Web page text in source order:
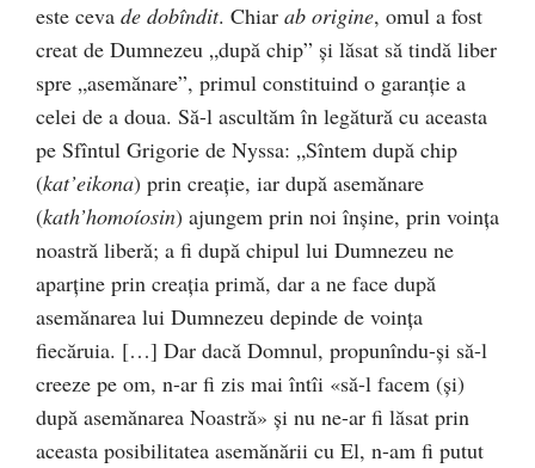
este ceva de dobîndit. Chiar ab origine, omul a fost
creat de Dumnezeu „după chip” și lăsat să tindă liber
spre „asemănare”, primul constituind o garanție a
celei de a doua. Să-l ascultăm în legătură cu aceasta
pe Sfîntul Grigorie de Nyssa: „Sîntem după chip
(kat’eikona) prin creație, iar după asemănare
(kath’homoíosin) ajungem prin noi înșine, prin voința
noastră liberă; a fi după chipul lui Dumnezeu ne
aparține prin creația primă, dar a ne face după
asemănarea lui Dumnezeu depinde de voința
fiecăruia. […] Dar dacă Domnul, propunîndu-și să-l
creeze pe om, n-ar fi zis mai întîi «să-l facem (și)
după asemănarea Noastră» și nu ne-ar fi lăsat prin
aceasta posibilitatea asemănării cu El, n-am fi putut